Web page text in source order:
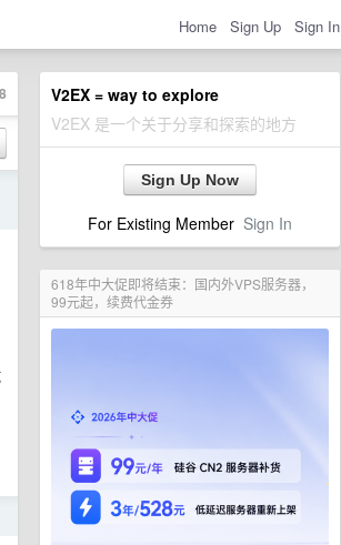
Home Sign Up Sign In
V2EX = way to explore
V2EX 是一个关于分享和探索的地方
Sign Up Now
For Existing Member Sign In
618年中大促即将结束：国内外VPS服务器，
99元起，续费代金券